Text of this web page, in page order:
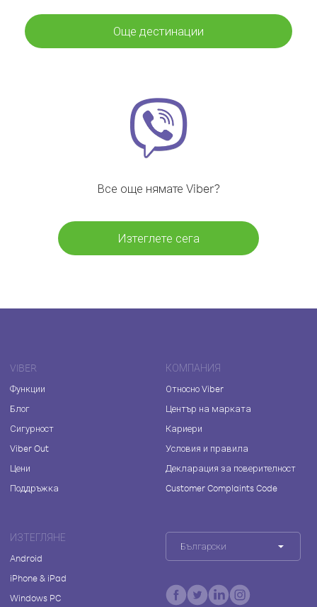
Още дестинации
Все още нямате Viber?
Изтеглете сега
VIBER
Функции
Блог
Сигурност
Viber Out
Цени
Поддръжка
КОМПАНИЯ
Относно Viber
Център на марката
Кариери
Условия и правила
Декларация за поверителност
Customer Complaints Code
ИЗТЕГЛЯНЕ
Android
iPhone & iPad
Windows PC
Български